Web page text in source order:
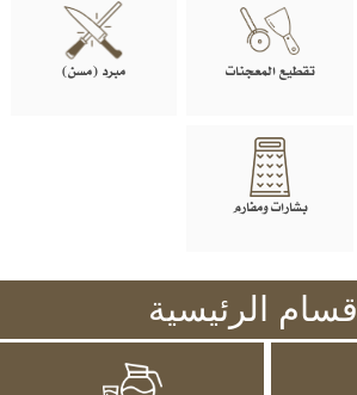
تقطيع المعجنات مبرد (مسن)
بشارات ومفارم
الرئيسية